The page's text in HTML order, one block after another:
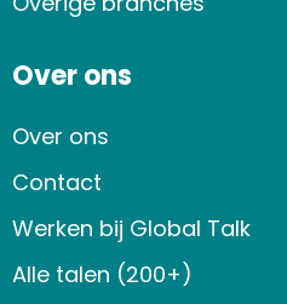
Over ons
Over ons
Contact
Werken bij Global Talk
Alle talen (200+)